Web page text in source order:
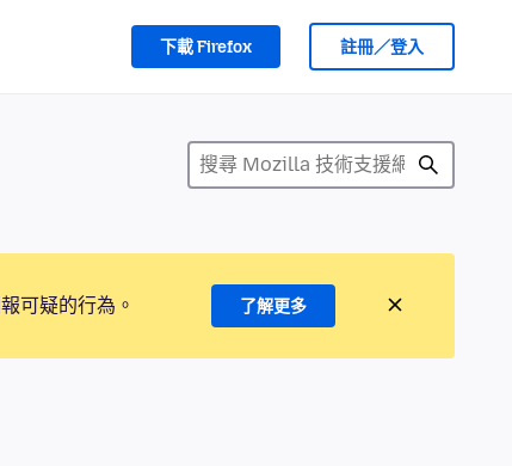
下載 Firefox 註冊／登入
可疑的行為。 了解更多